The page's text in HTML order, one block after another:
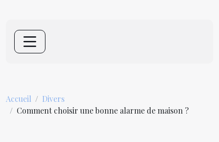
Accueil
Divers
Comment choisir une bonne alarme de maison ?